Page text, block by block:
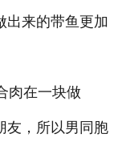
出来的带鱼更加
肉在一块做
友，所以男同胞